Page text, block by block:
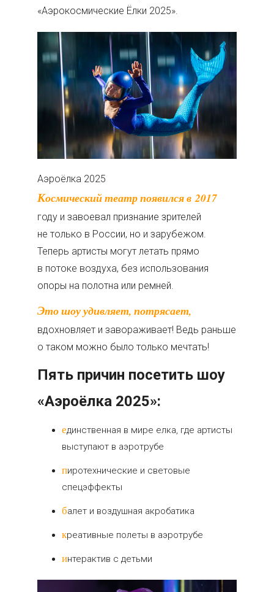
«Аэрокосмические Ёлки 2025».
Аэроёлка 2025
Космический театр появился в 2017
году и завоевал признание зрителей
не только в России, но и зарубежом.
Теперь артисты могут летать прямо
в потоке воздуха, без использования
опоры на полотна или ремней.
Это шоу удивляет, потрясает,
вдохновляет и завораживает! Ведь раньше
о таком можно было только мечтать!
Пять причин посетить шоу
«Аэроёлка 2025»:
единственная в мире елка, где артисты
выступают в аэротрубе
пиротехнические и световые
спецэффекты
балет и воздушная акробатика
креативные полеты в аэротрубе
интерактив с детьми